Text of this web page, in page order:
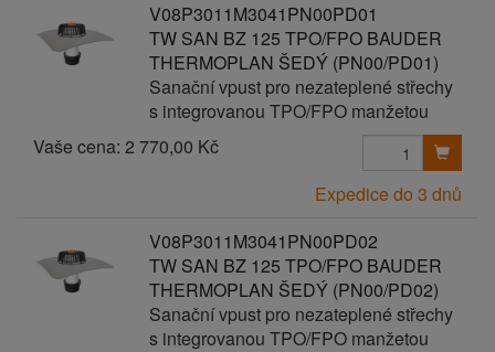
V08P3011M3041PN00PD01
TW SAN BZ 125 TPO/FPO BAUDER
THERMOPLAN ŠEDÝ (PN00/PD01)
Sanační vpust pro nezateplené střechy
s integrovanou TPO/FPO manžetou
Vaše cena: 2 770,00 Kč
Expedice do 3 dnů
V08P3011M3041PN00PD02
TW SAN BZ 125 TPO/FPO BAUDER
THERMOPLAN ŠEDÝ (PN00/PD02)
Sanační vpust pro nezateplené střechy
s integrovanou TPO/FPO manžetou